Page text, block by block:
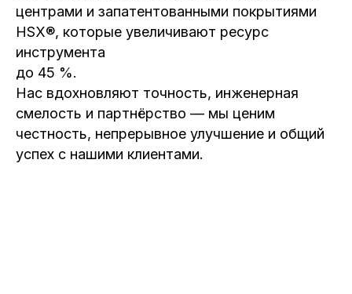
центрами и запатентованными покрытиями
HSX®, которые увеличивают ресурс
инструмента
до 45 %.
Нас вдохновляют точность, инженерная
смелость и партнёрство — мы ценим
честность, непрерывное улучшение и общий
успех с нашими клиентами.